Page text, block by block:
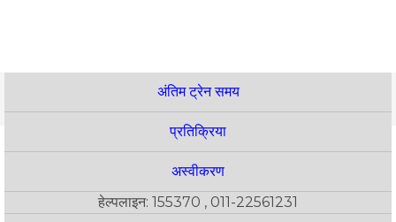
अंतिम ट्रेन समय
प्रतिक्रिया
अस्वीकरण
हेल्पलाइन: 155370 , 011-22561231